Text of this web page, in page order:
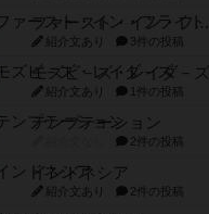
ファースト・イン・フライト
紹介文あり 3件の投稿
モズビ－ズ・レイダ－ズ
紹介文あり 1件の投稿
テンプテーション
2件の投稿
インドネシア
紹介文あり 2件の投稿